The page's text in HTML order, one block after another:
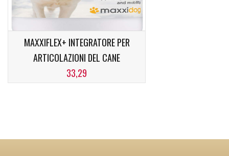
MAXXIFLEX+ INTEGRATORE PER
ARTICOLAZIONI DEL CANE
33,29